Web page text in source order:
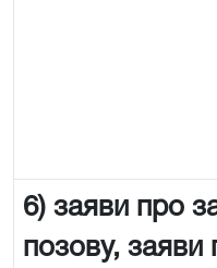
6) заяви про
позову, заяви